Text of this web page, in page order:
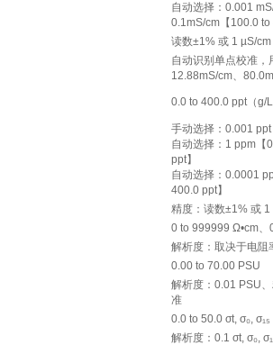
自动选择：0.001
0.1mS/cm【100.0 to
读数±1% 或 1 µS/
自动识别单点校准，
12.88mS/cm、
0.0 to 400.0 ppt（g/
手动选择：0.001
自动选择：1 ppm【
ppt】
自动选择：0.0001
400.0 ppt】
精度：读数±1% 或
0 to 999999 Ω•cm
解析度：取决于电阻
0.00 to 70.00 PSU
解析度：0.01 PSU
准
0.0 to 50.0 σt, σ₀, σ₁₅
解析度：0.1 σt, σ₀,